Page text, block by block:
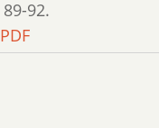
89-92.
PDF